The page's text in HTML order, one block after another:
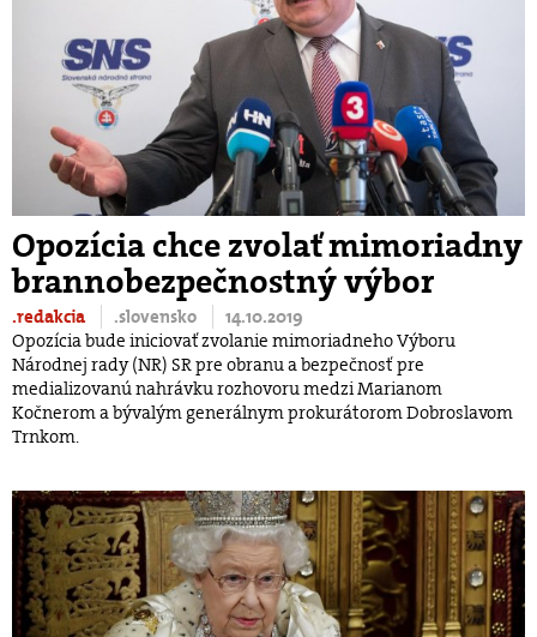
Opozícia chce zvolať mimoriadny
brannobezpečnostný výbor
.redakcia .slovensko
14.10.2019
Opozícia bude iniciovať zvolanie mimoriadneho Výboru
Národnej rady (NR) SR pre obranu a bezpečnosť pre
medializovanú nahrávku rozhovoru medzi Marianom
Kočnerom a bývalým generálnym prokurátorom Dobroslavom
Trnkom.